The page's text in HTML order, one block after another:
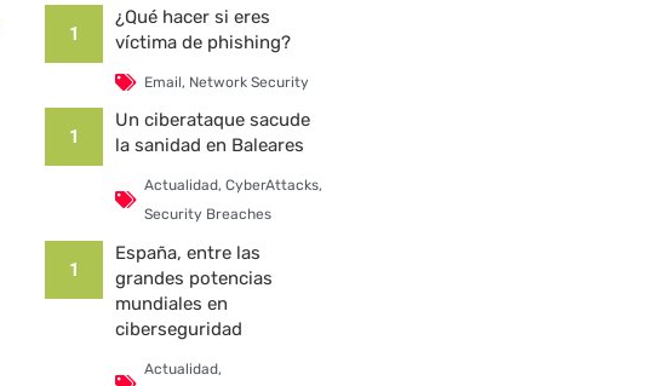
1
¿Qué hacer si eres
víctima de phishing?
Email, Network Security
1
Un ciberataque sacude
la sanidad en Baleares
Actualidad, CyberAttacks,
Security Breaches
1
España, entre las
grandes potencias
mundiales en
ciberseguridad
Actualidad,